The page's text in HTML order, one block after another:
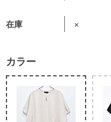
在庫 ×
カラー